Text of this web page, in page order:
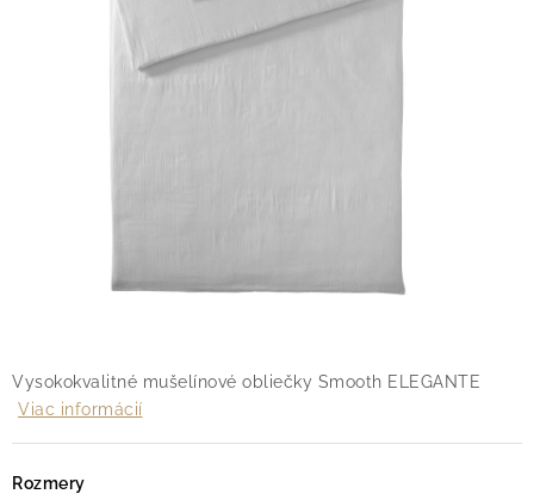
Blog Doprava
Kontakt
Obchodné podmienky
Vysokokvalitné mušelínové obliečky Smooth ELEGANTE
Viac informácií
Rozmery